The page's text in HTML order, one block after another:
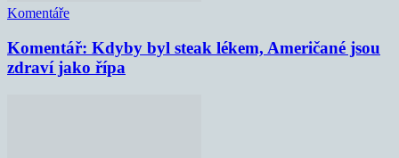
Komentáře
Komentář: Kdyby byl steak lékem, Američané jsou
zdraví jako řípa